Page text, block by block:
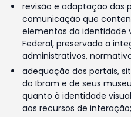
revisão e adaptação das
comunicação que
elementos da identidade
Federal, preservada a
administrativos,
adequação dos portais,
do Ibram e de seus
quanto à identidade
aos recursos de interação;